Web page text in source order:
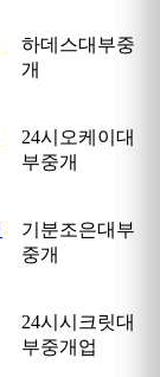
하데스대부중
개
24시오케이대
부중개
기분조은대부
중개
24시시크릿대
부중개업